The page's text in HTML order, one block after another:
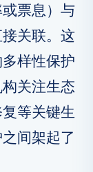
票息）与
关联。这
样性保护
关注生态
等关键生
间架起了